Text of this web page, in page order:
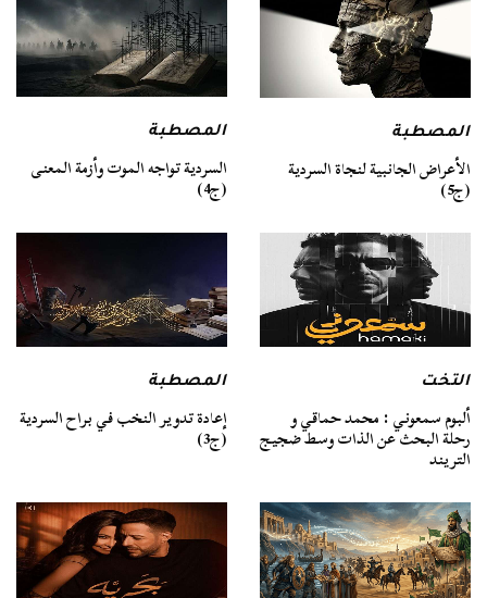
المصطبة
الأعراض الجانبية لنجاة السردية
(ج5)
المصطبة
السردية تواجه الموت وأزمة المعنى
(ج4)
التخت
ألبوم سمعوني : محمد حماقي و
رحلة البحث عن الذات وسط ضجيج
التريند
المصطبة
إعادة تدوير النخب في براح السردية
(ج3)